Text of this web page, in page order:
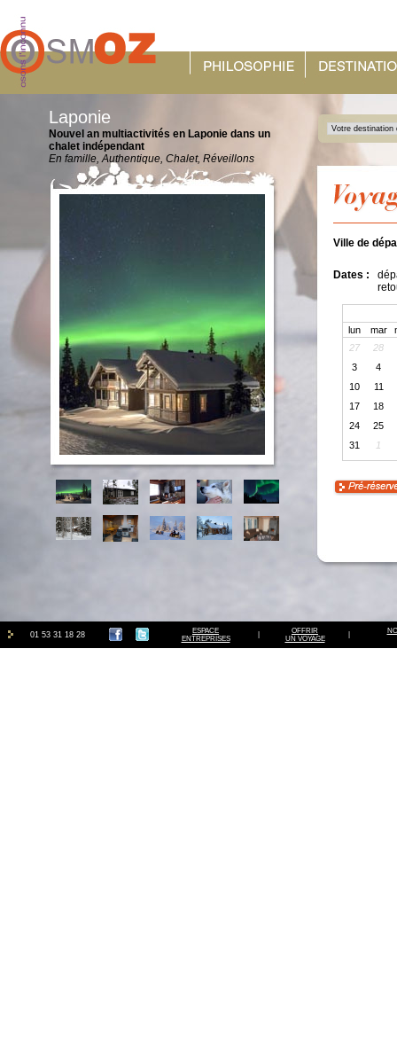
Laponie
Nouvel an multiactivités en Laponie dans un
chalet indépendant
En famille, Authentique, Chalet, Réveillons
Ville de
Dates :
lun mar
27
28
3
4
10
11
17
18
24
25
31
1
01 53 31 18 28
ESPACE
ENTREPRISES
OFFRIR
UN VOYAGE